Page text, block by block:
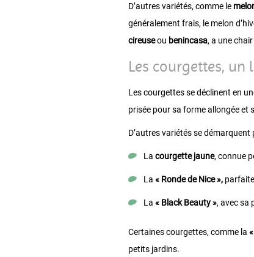
D’autres variétés, comme le
généralement frais, le melon
cireuseou benincasa, a une
Les courgettes,
Les courgettes se déclinent en
prisée pour sa forme allongée et
D’autres variétés se
La courgette jaune, connue
La « Ronde de Nice »,parfaite
La « Black Beauty », avec sa
Certaines courgettes, comme la
petits jardins.